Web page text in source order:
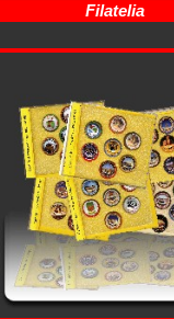
Filatelia